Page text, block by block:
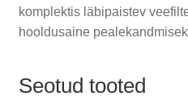
komplektis läbipaistev
hooldusaine
Seotud tooted